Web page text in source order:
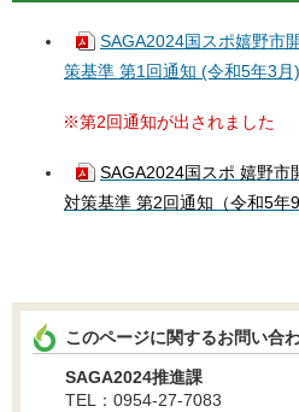
SAGA2024国スポ嬉野市
策基準 第1回通知 (令和5年3月)
※第2回通知が出されました
SAGA2024国スポ 嬉野市
対策基準 第2回通知（令和5年9
このページに関するお問い合
SAGA2024推進課
TEL：0954-27-7083